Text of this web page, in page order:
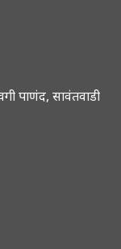
पाणंद, सावंतवाडी